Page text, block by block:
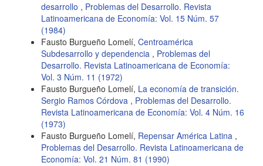
desarrollo , Problemas del Desarrollo. Revista
Latinoamericana de Economía: Vol. 15 Núm. 57
(1984)
Fausto Burgueño Lomelí, Centroamérica
Subdesarrollo y dependencia , Problemas del
Desarrollo. Revista Latinoamericana de Economía:
Vol. 3 Núm. 11 (1972)
Fausto Burgueño Lomelí, La economía de transición.
Sergio Ramos Córdova , Problemas del Desarrollo.
Revista Latinoamericana de Economía: Vol. 4 Núm. 16
(1973)
Fausto Burgueño Lomelí, Repensar América Latina ,
Problemas del Desarrollo. Revista Latinoamericana de
Economía: Vol. 21 Núm. 81 (1990)